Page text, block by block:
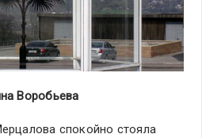
Воробьева
спокойно стояла